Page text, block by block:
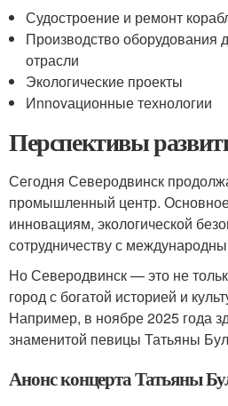
Судостроение и ремонт
Производство оборудования
отрасли
Экологические проекты
Иnnovационные технологии
Перспективы
Сегодня Северодвинск
промышленный центр.
инновациям, экологической
сотрудничеству с
Но Северодвинск — это не
город с богатой историей и
Например, в ноябре 2025 года
знаменитой певицы Татьяны
Анонс концерта Татьяны